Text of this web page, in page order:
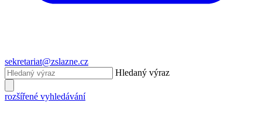
sekretariat@zslazne.cz
Hledaný výraz
rozšířené vyhledávání